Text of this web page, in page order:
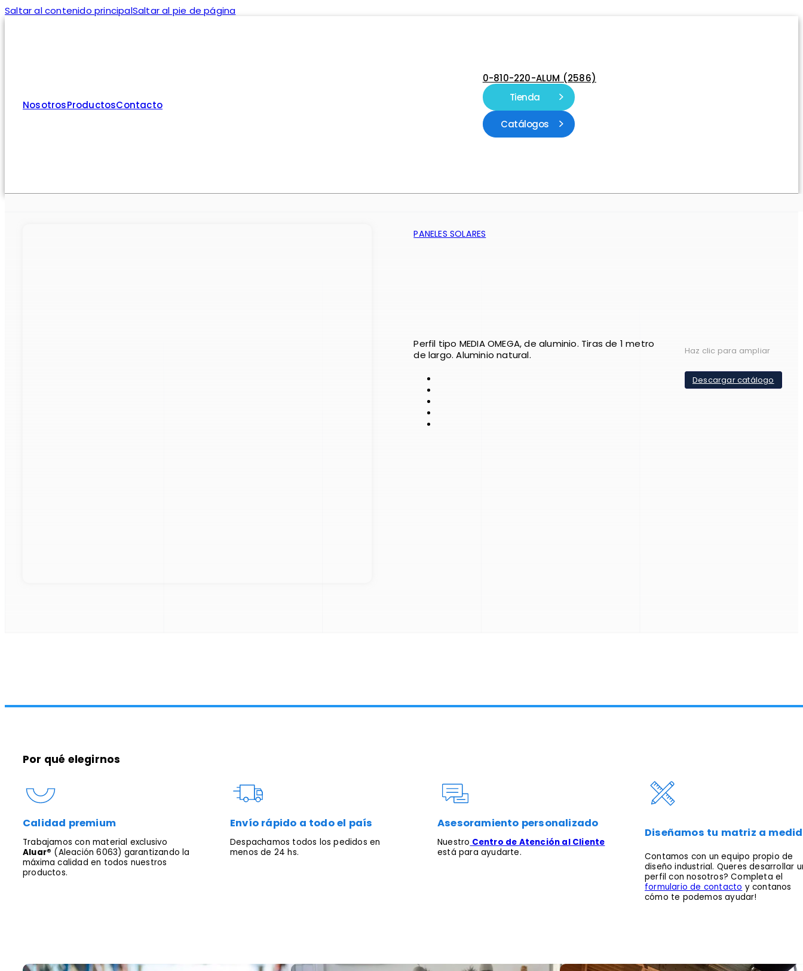
Saltar al contenido principalSaltar al pie de página
NosotrosProductosContacto
0-810-220-ALUM (2586)
Tienda
Catálogos
PANELES SOLARES
Perfil tipo MEDIA OMEGA, de aluminio. Tiras de 1 metro
de largo. Aluminio natural.
Haz clic para ampliar
Descargar catálogo
Por qué elegirnos
Calidad premium
Trabajamos con material exclusivo
Aluar® (Aleación 6063) garantizando la
máxima calidad en todos nuestros
productos.
Envío rápido a todo el país
Despachamos todos los pedidos en
menos de 24 hs.
Asesoramiento personalizado
Nuestro Centro de Atención al Cliente
está para ayudarte.
Diseñamos tu matriz a
Contamos con un equipo propio de
diseño industrial. Queres desarrollar
perfil con nosotros? Completa el
formulario de contacto y contanos
cómo te podemos ayudar!